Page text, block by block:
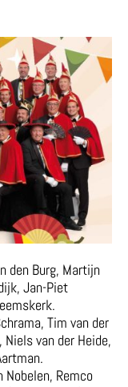
den Burg, Martijn
Jan-Piet
Tim van der
van der Heide,
Nobelen, Remco